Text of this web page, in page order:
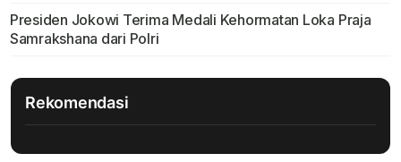
Presiden Jokowi Terima Medali Kehormatan Loka Praja
Samrakshana dari Polri
Rekomendasi